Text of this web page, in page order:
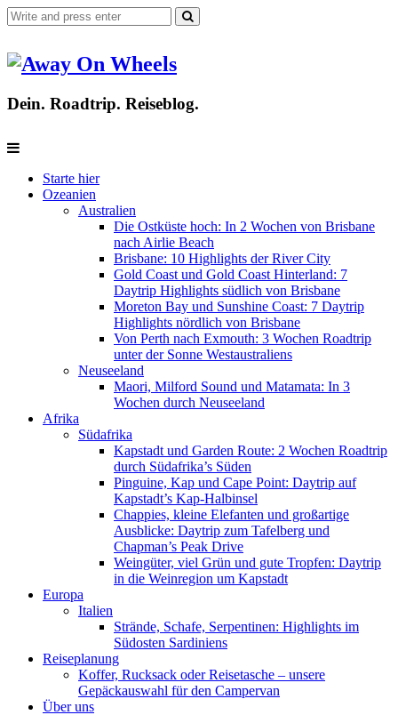
Dein. Roadtrip. Reiseblog.
Starte hier
Ozeanien
Australien
Die Ostküste hoch: In 2 Wochen von Brisbane
nach Airlie Beach
Brisbane: 10 Highlights der River City
Gold Coast und Gold Coast Hinterland: 7
Daytrip Highlights südlich von Brisbane
Moreton Bay und Sunshine Coast: 7 Daytrip
Highlights nördlich von Brisbane
Von Perth nach Exmouth: 3 Wochen Roadtrip
unter der Sonne Westaustraliens
Neuseeland
Maori, Milford Sound und Matamata: In 3
Wochen durch Neuseeland
Afrika
Südafrika
Kapstadt und Garden Route: 2 Wochen Roadtrip
durch Südafrika’s Süden
Pinguine, Kap und Cape Point: Daytrip auf
Kapstadt’s Kap-Halbinsel
Chappies, kleine Elefanten und großartige
Ausblicke: Daytrip zum Tafelberg und
Chapman’s Peak Drive
Weingüter, viel Grün und gute Tropfen: Daytrip
in die Weinregion um Kapstadt
Europa
Italien
Strände, Schafe, Serpentinen: Highlights im
Südosten Sardiniens
Reiseplanung
Koffer, Rucksack oder Reisetasche – unsere
Gepäckauswahl für den Campervan
Über uns